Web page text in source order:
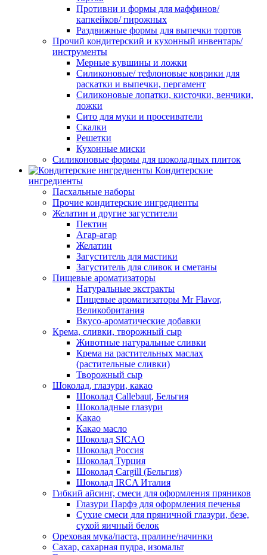
Противни и формы для маффинов/
капкейков/ пирожных
Раздвижные формы для выпечки тортов
Прочий кондитерский и кухонный инвентарь/
инструменты
Мерные кувшины и ложки
Силиконовые/ тефлоновые коврики для
раскатки и выпечки, пергамент
Силиконовые лопатки, кисточки, венчики,
ложки
Сито для муки и просеиватели
Скалки
Решетки
Кухонные миски
Силиконовые формы для шоколадных плиток
Кондитерские
ингредиенты
Пасхальные наборы
Прочие кондитерские ингредиенты
Желатин и другие загустители
Пектин
Агар-агар
Желатин
Загуститель для мастики
Загуститель для сливок и сметаны
Пищевые ароматизаторы
Натуральные экстракты
Пищевые ароматизаторы Mr Flavor,
Великобритания
Вкусо-ароматические добавки
Крема, сливки, творожный сыр
Животные натуральные сливки
Крема на растительных маслах
(растительные сливки)
Творожный сыр
Шоколад, глазури, какао
Шоколад Callebaut, Бельгия
Шоколадные глазури
Какао
Какао масло
Шоколад SICAO
Шоколад Россия
Шоколад Турция
Шоколад Cargill (Бельгия)
Шоколад IRCA Италия
Гибкий айсинг, смеси для оформления пряников
Глазури Парфэ для оформления печенья
Сухие смеси для пряничной глазури, безе,
сухой яичный белок
Ореховая мука/паста, пралине/начинки
Сахар, сахарная пудра, изомальт